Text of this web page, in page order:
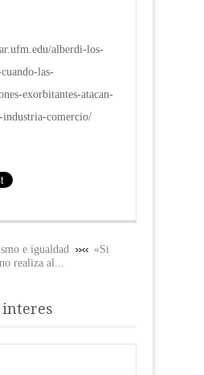
alberdi-los-
las-
exorbitantes-atacan-
comercio/
e igualdad
«Si
realiza al...